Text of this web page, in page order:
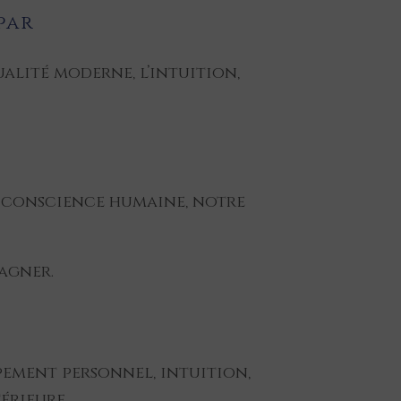
moderne, l’intuition,
humaine, notre
personnel, intuition,